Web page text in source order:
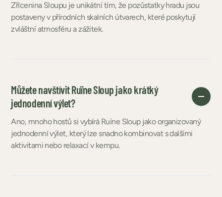
Zřícenina Sloupu je unikátní tím, že pozůstatky hradu jsou
postaveny v přírodních skalních útvarech, které poskytují
zvláštní atmosféru a zážitek.
Můžete navštívit Ruïne Sloup jako krátký
jednodenní výlet?
Ano, mnoho hostů si vybírá Ruïne Sloup jako organizovaný
jednodenní výlet, který lze snadno kombinovat s dalšími
aktivitami nebo relaxací v kempu.